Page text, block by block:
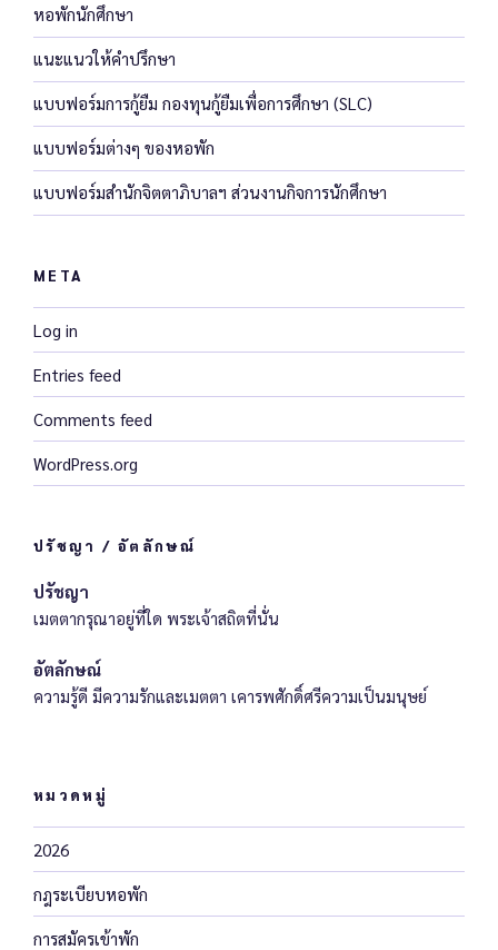
หอพักนักศึกษา
แนะแนวให้คำปรึกษา
แบบฟอร์มการกู้ยืม กองทุนกู้ยืมเพื่อการศึกษา (SLC)
แบบฟอร์มต่างๆ ของหอพัก
แบบฟอร์มสำนักจิตตาภิบาลฯ ส่วนงานกิจการนักศึกษา
META
Log in
Entries feed
Comments feed
WordPress.org
ปรัชญา / อัตลักษณ์
ปรัชญา
เมตตากรุณาอยู่ที่ใด พระเจ้าสถิตที่นั่น
อัตลักษณ์
ความรู้ดี มีความรักและเมตตา เคารพศักดิ์ศรีความเป็นมนุษย์
หมวดหมู่
2026
กฎระเบียบหอพัก
การสมัครเข้าพัก